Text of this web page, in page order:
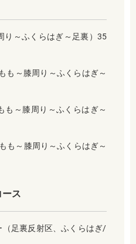
り～ふくらはぎ～足裏）35
も～膝周り～ふくらはぎ～
も～膝周り～ふくらはぎ～
も～膝周り～ふくらはぎ～
ス
足裏反射区、ふくらはぎ/